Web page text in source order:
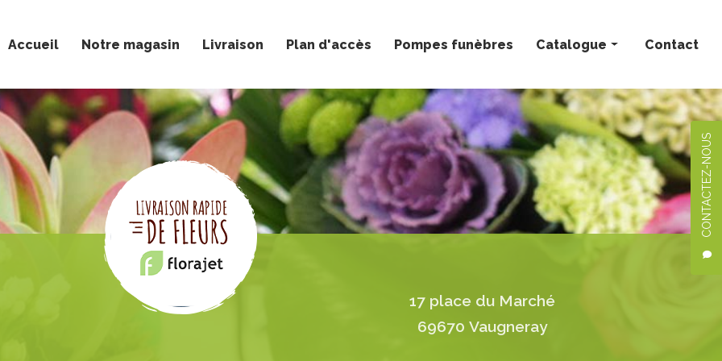
CONTACTEZ-NOUS
Accueil Notre magasin Livraison Plan d'accès Pompes funèbres Catalogue
Bouquets personnalisés
Compositions florales
Deuil
Mariage
Plantes
Contact
17 place du Marché
69670 Vaugneray